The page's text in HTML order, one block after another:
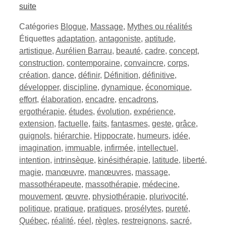
suite
Catégories Blogue, Massage, Mythes ou réalités
Étiquettes adaptation, antagoniste, aptitude,
artistique, Aurélien Barrau, beauté, cadre, concept,
construction, contemporaine, convaincre, corps,
création, dance, définir, Définition, définitive,
développer, discipline, dynamique, économique,
effort, élaboration, encadre, encadrons,
ergothérapie, études, évolution, expérience,
extension, factuelle, faits, fantasmes, geste, grâce,
guignols, hiérarchie, Hippocrate, humeurs, idée,
imagination, immuable, infirmée, intellectuel ,
intention, intrinsèque, kinésithérapie, latitude, liberté,
magie, manœuvre, manœuvres, massage,
massothérapeute, massothérapie, médecine,
mouvement, œuvre, physiothérapie, plurivocité,
politique, pratique, pratiques, prosélytes, pureté,
Québec, réalité, réel , règles, restreignons, sacré,